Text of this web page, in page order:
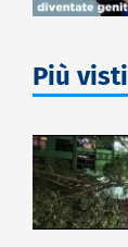
Più visti